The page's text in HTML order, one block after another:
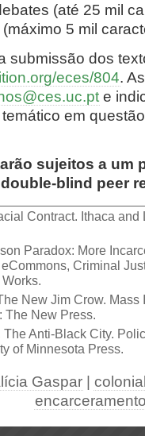
(até 25 mil
5 mil
submissão dos
eces/804.
e
em
sujeitos a um
double-blind peer
Contract. Ithaca and
Paradox: More
Criminal
New Jim Crow. Mass
The New Press.
Anti-Black City.
of Minnesota Press.
Gaspar |